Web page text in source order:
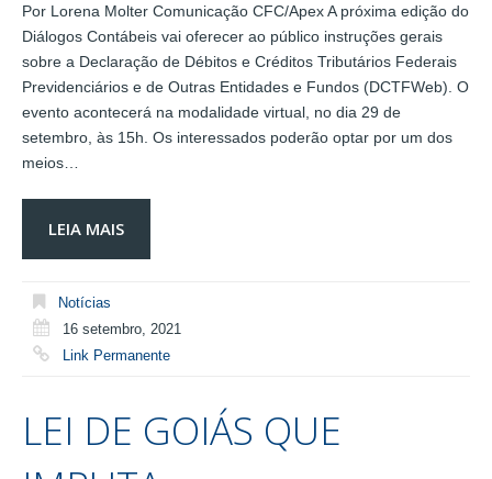
Por Lorena Molter Comunicação CFC/Apex A próxima edição do
Diálogos Contábeis vai oferecer ao público instruções gerais
sobre a Declaração de Débitos e Créditos Tributários Federais
Previdenciários e de Outras Entidades e Fundos (DCTFWeb). O
evento acontecerá na modalidade virtual, no dia 29 de
setembro, às 15h. Os interessados poderão optar por um dos
meios…
LEIA MAIS
Notícias
16 setembro, 2021
Link Permanente
LEI DE GOIÁS QUE